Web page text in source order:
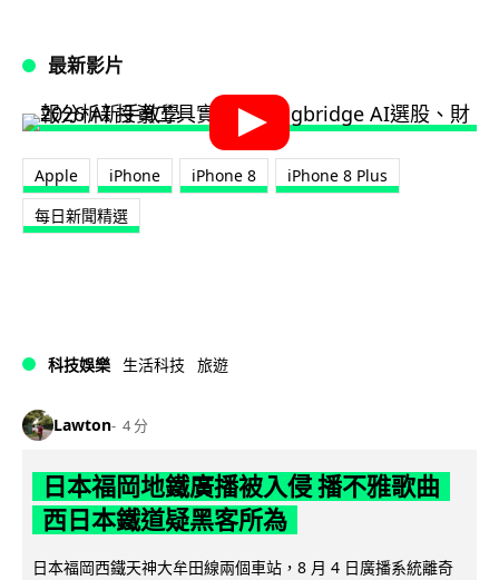
最新影片
Apple iPhone iPhone 8
iPhone 8 Plus
每日新聞精選
科技娛樂 生活科技 旅遊
Lawton 4 分
日本福岡地鐵廣播被入侵 播不雅歌曲
西日本鐵道疑黑客所為
日本福岡西鐵天神大牟田線兩個車站，8 月 4 日廣播系統離奇